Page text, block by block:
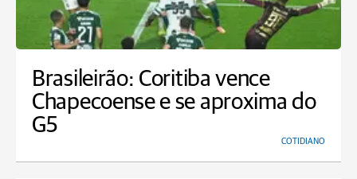
Brasileirão: Coritiba vence
Chapecoense e se aproxima do
G5
COTIDIANO